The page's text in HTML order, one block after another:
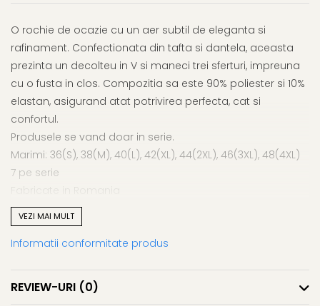
O rochie de ocazie cu un aer subtil de eleganta si
rafinament. Confectionata din tafta si dantela, aceasta
prezinta un decolteu in V si maneci trei sferturi, impreuna
cu o fusta in clos. Compozitia sa este 90% poliester si 10%
elastan, asigurand atat potrivirea perfecta, cat si
confortul.
Produsele se vand doar in serie.
Marimi: 36(S), 38(M), 40(L), 42(XL), 44(2XL), 46(3XL), 48(4XL)
7 pe serie
Fabricate in Romania
Productie proprie
VEZI MAI MULT
Informatii conformitate produs
REVIEW-URI (0)